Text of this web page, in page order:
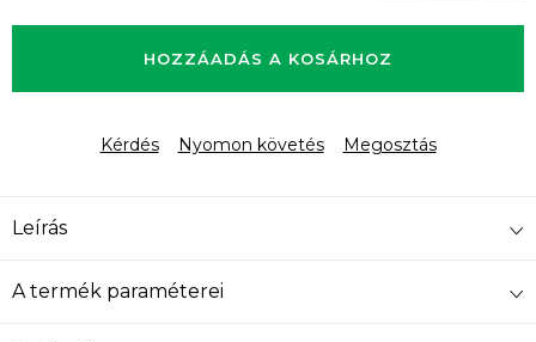
HOZZÁADÁS A KOSÁRHOZ
Kérdés Nyomon követés Megosztás
Leírás
A termék paraméterei